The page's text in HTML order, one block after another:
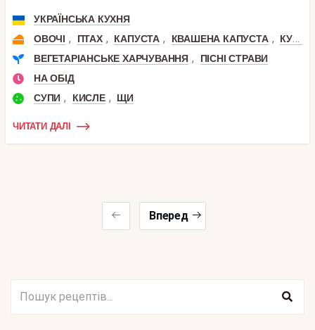
УКРАЇНСЬКА КУХНЯ
ОВОЧІ , ПТАХ , КАПУСТА , КВАШЕНА КАПУСТА ,
КУРКА
ВЕГЕТАРІАНСЬКЕ ХАРЧУВАННЯ ,
ПІСНІ СТРАВИ
НА ОБІД
СУПИ , КИСЛЕ , ЩИ
ЧИТАТИ ДАЛІ
Вперед